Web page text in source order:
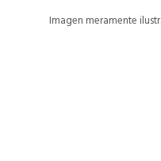
Imagen meramente